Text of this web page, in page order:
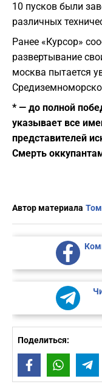
10 пусков были
различных
Ранее «Курсор»
развертывание
москва пытается
* — до полной
указывает все
представителей
Смерть
Автор материала
Поделиться:
Facebook